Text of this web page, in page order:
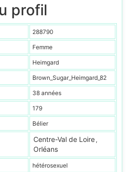
profil
288790
Femme
Heimgard
Brown_Sugar_Heimgard_82
38 années
179
Bélier
Centre-Val de Loire ,
Orléans
hétérosexuel